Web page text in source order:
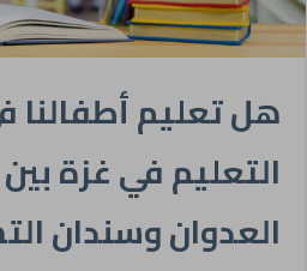
هل تعليم أطفالنا
التعليم في غزة
العدوان وسندان